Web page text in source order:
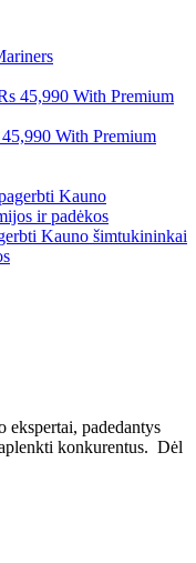
With Premium
Kauno šimtukininkai
ekspertai, padedantys
konkurentus. Dėl